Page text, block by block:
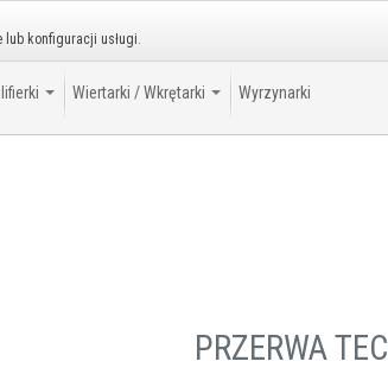
Wiertarki / Wkrętarki Wyrzynarki
PRZERWA
konfiguracji usługi.